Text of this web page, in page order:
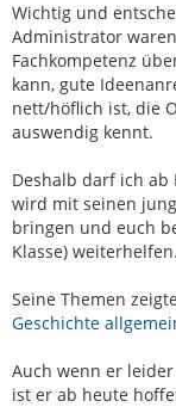
Wichtig und
Administrator
Fachkompetenz
kann, gute
nett/höflich ist, die
auswendig kennt.
Deshalb darf ich ab
wird mit seinen
bringen und euch
Klasse) weiterhelfen.
Seine Themen
Geschichte
Auch wenn er
ist er ab heute